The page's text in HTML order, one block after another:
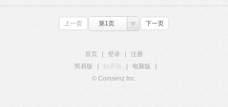
上一页 第1页 下一页
首页 登录
注册
简易版
触屏版 电脑版
© Comsenz Inc.